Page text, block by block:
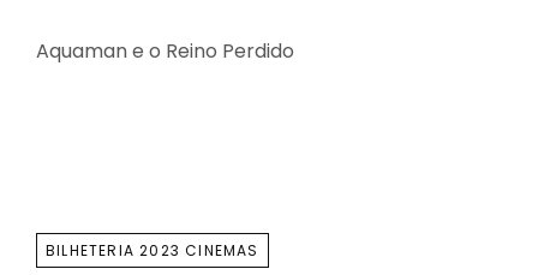
Aquaman e o Reino Perdido
TAGS
BILHETERIA 2023 CINEMAS